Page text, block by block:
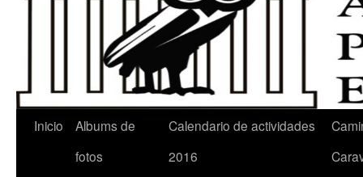
Inicio
Albums de
fotos
Calendario de actividades
2016